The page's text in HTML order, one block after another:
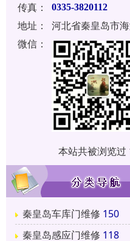
传真： 0335-3820112
地址：
河北省秦皇岛市
微信：
本站共被浏览过
秦皇岛车库门维修 150
秦皇岛感应门维修 118